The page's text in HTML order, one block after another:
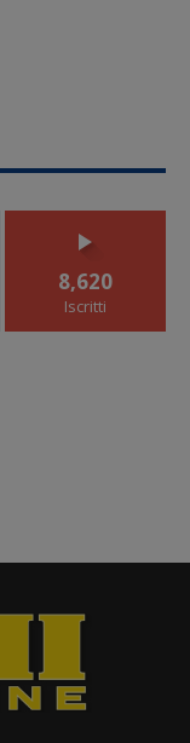
8,620
Iscritti